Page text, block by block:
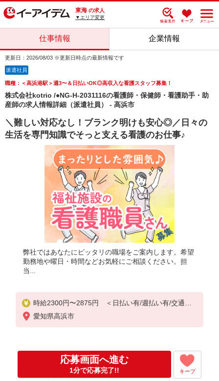
東海 の求人
▼エリア変更
仕事情報 企業情報
更新日：2026/08/03 ※更新日時点の最新情報です
派遣社員
職種：＜高浜港駅＞週3〜＆日払いOK◎高収入な看護スタッフ募集！
株式会社kotrio /●NG-H-2031116の看護師・保健師・看護助手・助
産師の求人情報詳細（派遣社員） - 高浜市
＼難しい対応なし！ブランク明けも安心◎／日々の
生活を専門知識でそっと支える看護のお仕事♪
弊社ではあなたにピッタリの職場をご案内します。希望
勤務地や曜日・時間などお気軽にご相談ください。担
当...
時給2300円〜2875円 ＜日払い有/週払い有/交通費
全支給(ガソリン代含む)＞
愛知県高浜市
応募画面へ進む
1分で応募完了!! キープ